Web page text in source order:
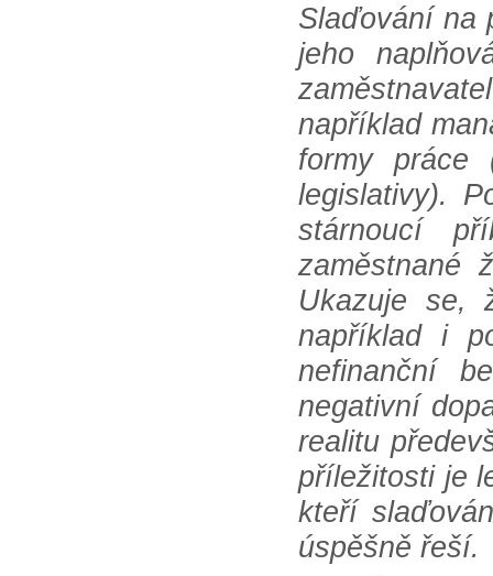
Slaďování na
jeho
například
formy práce
legislativy).
stárnoucí
zaměstnané
Ukazuje se,
například i
nefinanční
negativní
realitu
příležitosti je
kteří
úspěšně řeší.